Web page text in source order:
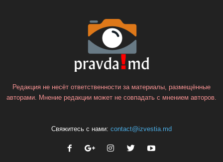
Редакция не несёт ответственности за материалы, размещённые
авторами. Мнение редакции может не совпадать с мнением авторов.
Свяжитесь с нами: contact@izvestia.md